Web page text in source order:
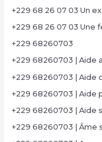
+229 68 26 07 03 Un
+229 68 26 07 03 Une
+229 68260703
+229 68260703 | Aide
+229 68260703 | Aide
+229 68260703 | Aide
+229 68260703 | Aide
+229 68260703 | Âme